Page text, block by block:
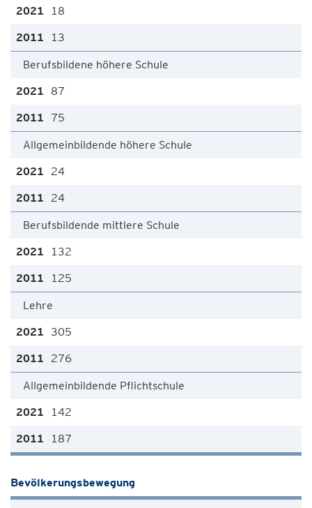
18
13
Berufsbildene höhere Schule
87
75
Allgemeinbildende höhere Schule
24
24
Berufsbildende mittlere Schule
132
125
Lehre
305
276
Allgemeinbildende Pflichtschule
142
187
Bevölkerungsbewegung